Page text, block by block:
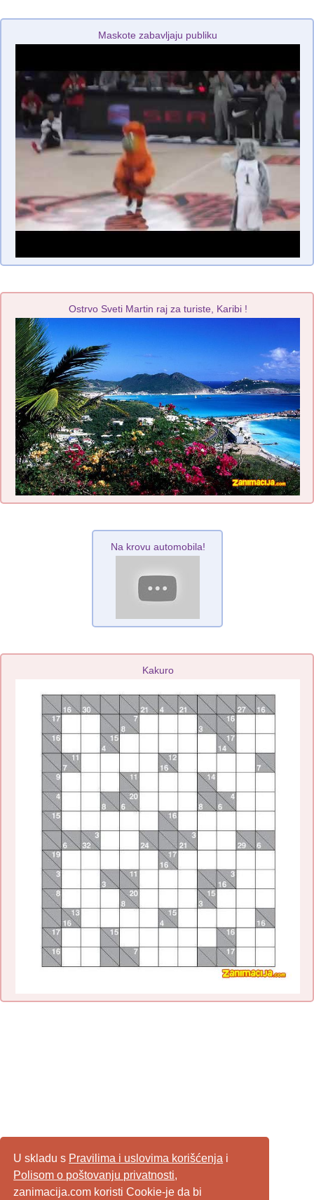
U skladu s Pravilima i uslovima korišćenja i
Polisom o poštovanju privatnosti,
zanimacija.com koristi Cookie-je da bi
Maskote zabavljaju publiku
Ostrvo Sveti Martin raj za turiste, Karibi !
Na krovu automobila!
Kakuro